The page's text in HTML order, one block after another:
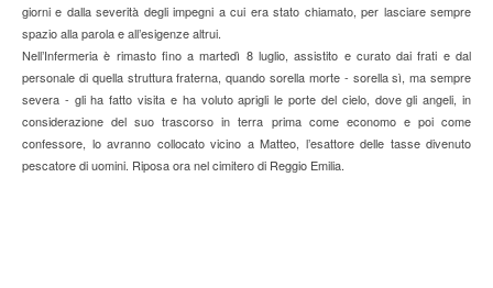
giorni e dalla severità degli impegni a cui era stato chiamato, per lasciare sempre
spazio alla parola e all’esigenze altrui.
Nell’Infermeria è rimasto fino a martedì 8 luglio, assistito e curato dai frati e dal
personale di quella struttura fraterna, quando sorella morte - sorella sì, ma sempre
severa - gli ha fatto visita e ha voluto aprigli le porte del cielo, dove gli angeli, in
considerazione del suo trascorso in terra prima come economo e poi come
confessore, lo avranno collocato vicino a Matteo, l’esattore delle tasse divenuto
pescatore di uomini. Riposa ora nel cimitero di Reggio Emilia.